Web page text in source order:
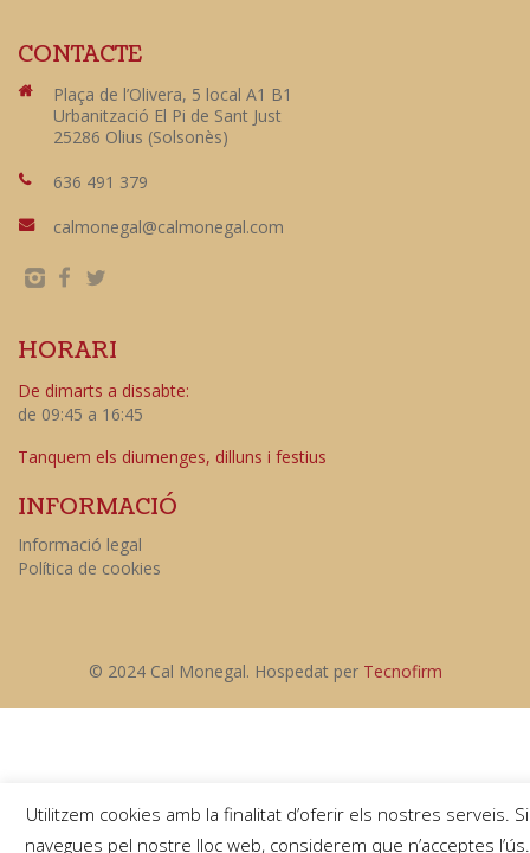
CONTACTE
Plaça de l’Olivera, 5 local A1 B1
Urbanització El Pi de Sant Just
25286 Olius (Solsonès)
636 491 379
calmonegal@calmonegal.com
HORARI
De dimarts a dissabte:
de 09:45 a 16:45
Tanquem els diumenges, dilluns i festius
INFORMACIÓ
Informació legal
Política de cookies
© 2024 Cal Monegal. Hospedat per Tecnofirm
Utilitzem cookies amb la finalitat d’oferir els nostres serveis. Si
navegues pel nostre lloc web, considerem que n’acceptes l’ús.